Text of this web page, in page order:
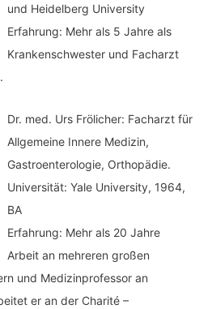
und Heidelberg University
Erfahrung: Mehr als 5 Jahre als
Krankenschwester und Facharzt
Dr. med. Urs Frölicher: Facharzt für
Allgemeine Innere Medizin,
Gastroenterologie, Orthopädie.
Universität: Yale University, 1964,
BA
Erfahrung: Mehr als 20 Jahre
Arbeit an mehreren großen
und Medizinprofessor an
er an der Charité –